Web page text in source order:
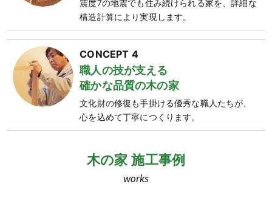
震度7の地震でも住み続けられる家を、詳細な
構造計算により実現します。
CONCEPT 4
職人の技が支える
確かな品質の木の家
文化財の修復も手掛ける優秀な職人たちが、
心を込めて丁寧につくります。
木の家 施工事例
works